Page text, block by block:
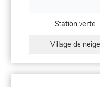
Station verte
Village de neige